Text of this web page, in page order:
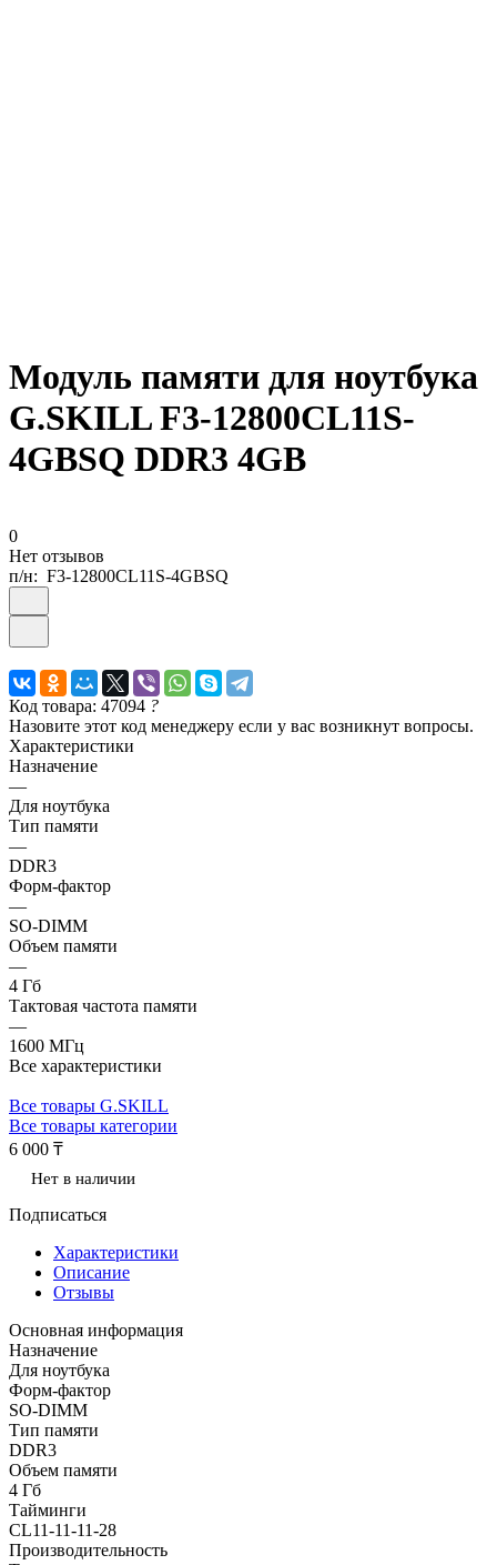
Модуль памяти для ноутбука
G.SKILL F3-12800CL11S-
4GBSQ DDR3 4GB
0
Нет отзывов
п/н: F3-12800CL11S-4GBSQ
Код товара: 47094 ?
Назовите этот код менеджеру если у вас возникнут вопросы.
Характеристики
Назначение
—
Для ноутбука
Тип памяти
—
DDR3
Форм-фактор
—
SO-DIMM
Объем памяти
—
4 Гб
Тактовая частота памяти
—
1600 МГц
Все характеристики
Все товары G.SKILL
Все товары категории
6 000 ₸
Нет в наличии
Подписаться
Характеристики
Описание
Отзывы
Основная информация
Назначение
Для ноутбука
Форм-фактор
SO-DIMM
Тип памяти
DDR3
Объем памяти
4 Гб
Тайминги
CL11-11-11-28
Производительность